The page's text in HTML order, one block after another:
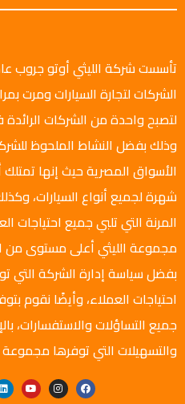
الشركات لتجارة السيارات ومرت
لتصبح واحدة من الشركات
وذلك بفضل النشاط الملحوظ
الأسواق المصرية حيث إنها تمتلك
شهرة لجميع أنواع السيارات،
المرنة التي تلبي جميع احتياجات
بفضل سياسة إدارة الشركة التي
احتياجات العملاء، وأيضًا نقوم
جميع التساؤلات والاستفسارات،
والتسهيلات التي توفرها مجموعة